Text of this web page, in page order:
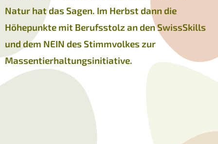
Natur hat das Sagen. Im Herbst dann die
Höhepunkte mit Berufsstolz an den SwissSkills
und dem NEIN des Stimmvolkes zur
Massentierhaltungsinitiative.